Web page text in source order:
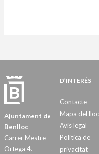
Ajuntament de
Benlloc
Carrer Mestre
Ortega 4.
D’INTERÉS
Contacte
Mapa del lloc
Avís legal
Política de
privacitat